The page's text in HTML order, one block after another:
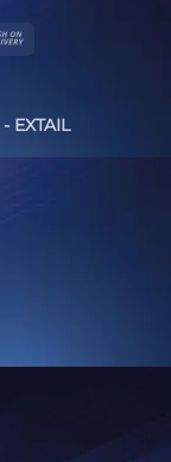
EXTAIL